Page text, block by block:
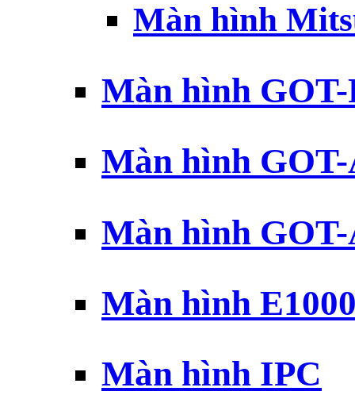
Màn hình
Màn hình GOT-
Màn hình
Màn hình
Màn hình
Màn hình IPC